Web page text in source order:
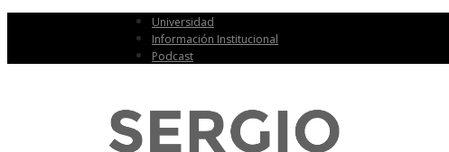
Universidad
Información Institucional
Podcast